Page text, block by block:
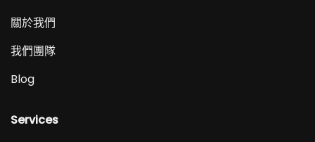
關於我們
我們團隊
Blog
Services